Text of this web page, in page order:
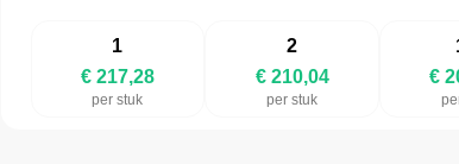
1
€ 217,28
per stuk
2
€ 210,04
per stuk
€